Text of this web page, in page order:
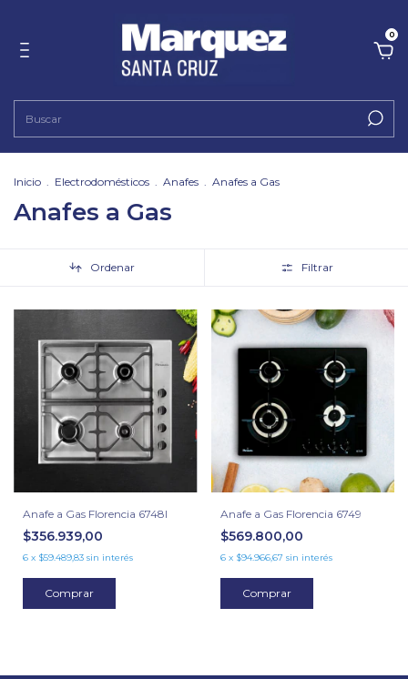
0
Inicio . Electrodomésticos . Anafes . Anafes a Gas
Anafes a Gas
Ordenar Filtrar
Anafe a Gas Florencia 6748I
$356.939,00
6 x $59.489,83 sin interés
Comprar
Anafe a Gas Florencia 6749
$569.800,00
6 x $94.966,67 sin interés
Comprar